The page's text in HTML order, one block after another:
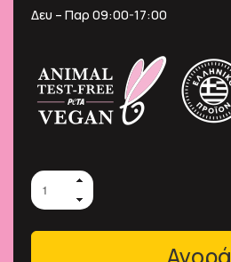
Δευ – Παρ 09:00-17:00